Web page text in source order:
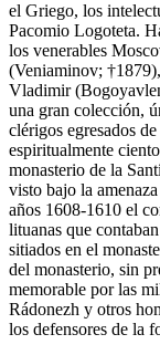
el Griego, los
Pacomio Logoteta.
los venerables
(Veniaminov;
Vladimir
una gran colección,
clérigos egresados
espiritualmente
monasterio de la
visto bajo la
años 1608-1610 el
lituanas que
sitiados en el
del monasterio, sin
memorable por las
Rádonezh y otros
los defensores de la